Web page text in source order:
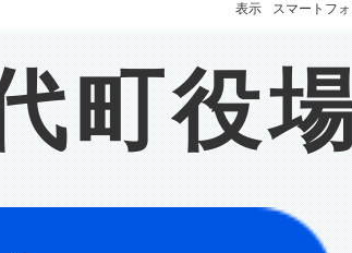
表示 スマートフ
町役